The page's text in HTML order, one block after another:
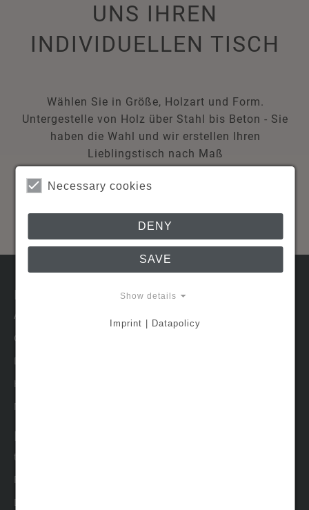
UNS IHREN
INDIVIDUELLEN TISCH
Wählen Sie in Größe, Holzart und Form.
Untergestelle von Holz über Stahl bis Beton - Sie
haben die Wahl und wir erstellen Ihren
Lieblingstisch nach Maß
ABOUT US
CRAFTMANSHIP
DESIGNER
HIGHLIGHTS
MADE TO MEASURE
t-RACK
RETAILERS
DOWNLOADS
Necessary cookies
DENY
SAVE
Show details
Imprint | Datapolicy